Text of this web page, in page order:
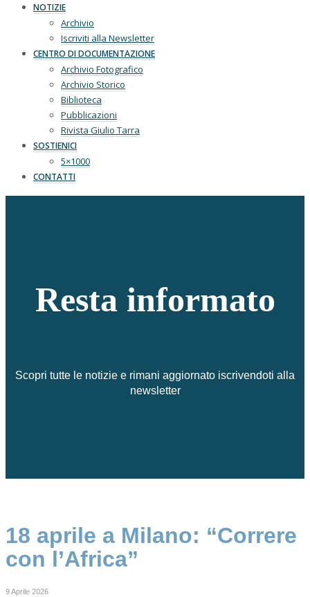
NOTIZIE
Archivio
Iscriviti alla Newsletter
CENTRO DI DOCUMENTAZIONE
Archivio Fotografico
Archivio Storico
Biblioteca
Pubblicazioni
Rivista Giulio Tarra
SOSTIENICI
5×1000
CONTATTI
Resta informato
Scopri tutte le notizie e rimani aggiornato iscrivendoti alla
newsletter
18 aprile a Milano: “Correre
con l’Africa”
9 Aprile 2026